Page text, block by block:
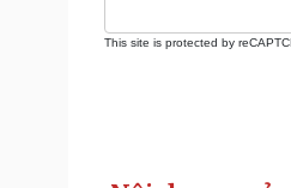
This site is protected by